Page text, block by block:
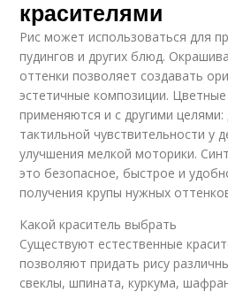
красителями
Рис может использоваться для
пудингов и других блюд.
оттенки позволяет создавать
эстетичные композиции. Цветные
применяются и с другими целями:
тактильной чувствительности у
улучшения мелкой моторики.
это безопасное, быстрое и
получения крупы нужных
Какой краситель выбрать
Существуют естественные
позволяют придать рису
свеклы, шпината, куркума,